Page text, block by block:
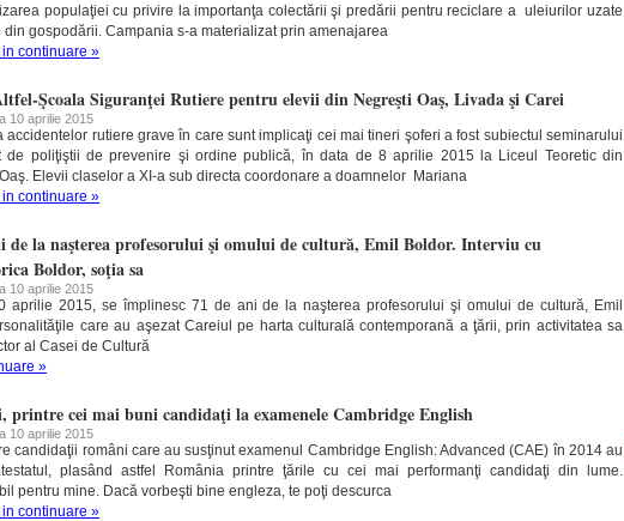
populaţiei cu privire la importanţa colectării şi predării pentru reciclare a uleiurilor uzate
din gospodării. Campania s-a materializat prin amenajarea
continuare »
Şcoala Siguranţei Rutiere pentru elevii din Negreşti Oaş, Livada şi Carei
10 aprilie 2015
accidentelor rutiere grave în care sunt implicaţi cei mai tineri şoferi a fost subiectul seminarului
de poliţiştii de prevenire şi ordine publică, în data de 8 aprilie 2015 la Liceul Teoretic din
Elevii claselor a XI-a sub directa coordonare a doamnelor Mariana
continuare »
de la naşterea profesorului şi omului de cultură, Emil Boldor. Interviu cu
Boldor, soţia sa
10 aprilie 2015
aprilie 2015, se împlinesc 71 de ani de la naşterea profesorului şi omului de cultură, Emil
care au aşezat Careiul pe harta culturală contemporană a ţării, prin activitatea sa
al Casei de Cultură
»
printre cei mai buni candidaţi la examenele Cambridge English
10 aprilie 2015
candidaţii români care au susţinut examenul Cambridge English: Advanced (CAE) în 2014 au
plasând astfel România printre ţările cu cei mai performanţi candidaţi din lume.
pentru mine. Dacă vorbeşti bine engleza, te poţi descurca
continuare »